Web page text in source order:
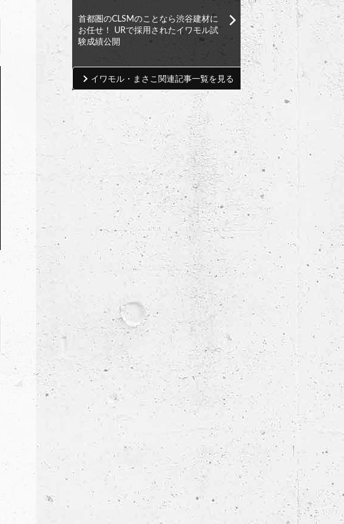
首都圏のCLSMのことなら渋谷建材に
お任せ！ URで採用されたイワモル試
験成績公開
イワモル・まさこ関連記事一覧を見る